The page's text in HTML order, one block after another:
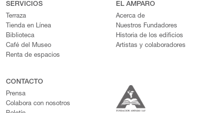
SERVICIOS
Terraza
Tienda en Línea
Biblioteca
Café del Museo
Renta de espacios
EL AMPARO
Acerca de
Nuestros Fundadores
Historia de los edificios
Artistas y colaboradores
CONTACTO
Prensa
Colabora con nosotros